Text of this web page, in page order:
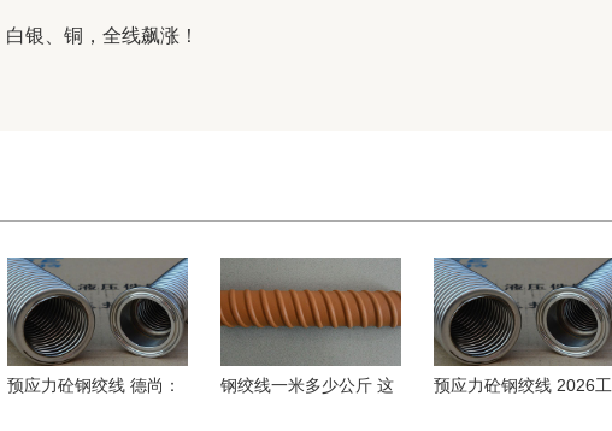
银、铜，全线飙涨！
预应力砼钢绞线 德尚：
钢绞线一米多少公斤 这
预应力砼钢绞线 2026工